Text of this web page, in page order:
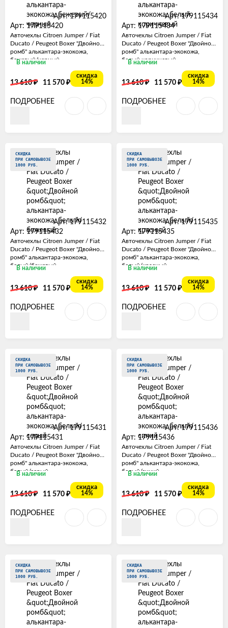
Арт: 179115420
Арт: 179115420
Авточехлы Citroen Jumper / Fiat
Ducato / Peugeot Boxer "Двойной
ромб" алькантара-экокожа,
бежевый/черный
В наличии
13 610₽ 11 570 ₽
скидка
14%
ПОДРОБНЕЕ
Арт: 179115434
Арт: 179115434
Авточехлы Citroen Jumper / Fiat
Ducato / Peugeot Boxer "Двойной
ромб" алькантара-экокожа,
белый коричневый
В наличии
13 610₽ 11 570 ₽
скидка
14%
ПОДРОБНЕЕ
СКИДКА
ПРИ САМОВЫВОЗЕ
1000 РУБ.
Арт: 179115432
Арт: 179115432
Авточехлы Citroen Jumper / Fiat
Ducato / Peugeot Boxer "Двойной
ромб" алькантара-экокожа,
белый/бежевый
В наличии
13 610₽ 11 570 ₽
скидка
14%
ПОДРОБНЕЕ
СКИДКА
ПРИ САМОВЫВОЗЕ
1000 РУБ.
Арт: 179115435
Арт: 179115435
Авточехлы Citroen Jumper / Fiat
Ducato / Peugeot Boxer "Двойной
ромб" алькантара-экокожа,
белый/красный
В наличии
13 610₽ 11 570 ₽
скидка
14%
ПОДРОБНЕЕ
СКИДКА
ПРИ САМОВЫВОЗЕ
1000 РУБ.
Арт: 179115431
Арт: 179115431
Авточехлы Citroen Jumper / Fiat
Ducato / Peugeot Boxer "Двойной
ромб" алькантара-экокожа,
белый/серый
В наличии
13 610₽ 11 570 ₽
скидка
14%
ПОДРОБНЕЕ
СКИДКА
ПРИ САМОВЫВОЗЕ
1000 РУБ.
Арт: 179115436
Арт: 179115436
Авточехлы Citroen Jumper / Fiat
Ducato / Peugeot Boxer "Двойной
ромб" алькантара-экокожа,
белый/синий
В наличии
13 610₽ 11 570 ₽
скидка
14%
ПОДРОБНЕЕ
СКИДКА
ПРИ САМОВЫВОЗЕ
1000 РУБ.
СКИДКА
ПРИ САМОВЫВОЗЕ
1000 РУБ.